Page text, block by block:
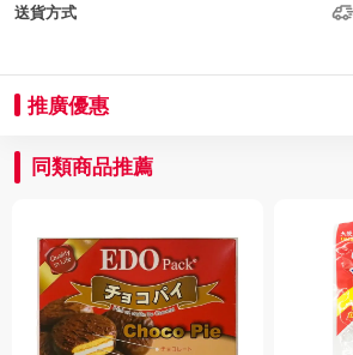
送貨方式
推廣優惠
同類商品推薦